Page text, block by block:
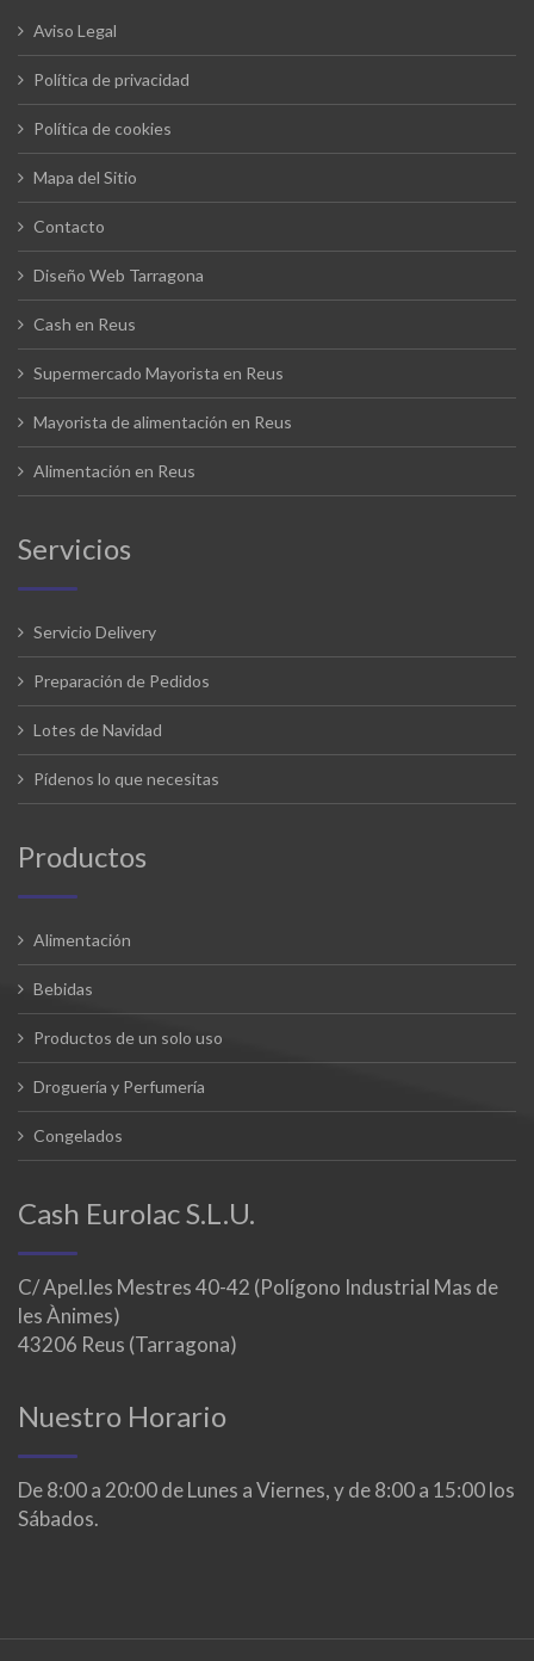
Aviso Legal
Política de privacidad
Política de cookies
Mapa del Sitio
Contacto
Diseño Web Tarragona
Cash en Reus
Supermercado Mayorista en Reus
Mayorista de alimentación en Reus
Alimentación en Reus
Servicios
Servicio Delivery
Preparación de Pedidos
Lotes de Navidad
Pídenos lo que necesitas
Productos
Alimentación
Bebidas
Productos de un solo uso
Droguería y Perfumería
Congelados
Cash Eurolac S.L.U.
C/ Apel.les Mestres 40-42 (Polígono Industrial Mas de
les Ànimes)
43206 Reus (Tarragona)
Nuestro Horario
De 8:00 a 20:00 de Lunes a Viernes, y de 8:00 a 15:00 los
Sábados.